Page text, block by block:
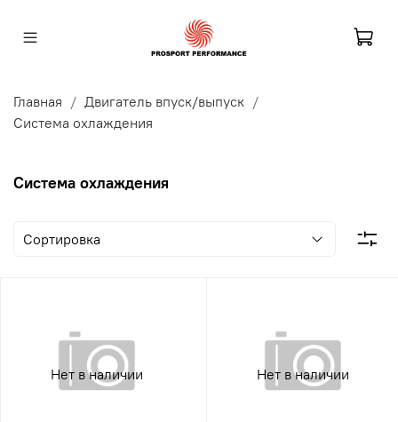
Главная
Двигатель впуск/выпуск
Система охлаждения
Система охлаждения
Нет в наличии Нет в наличии